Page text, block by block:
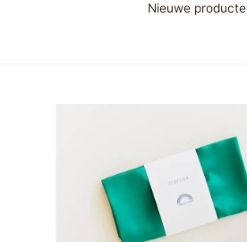
Nieuwe